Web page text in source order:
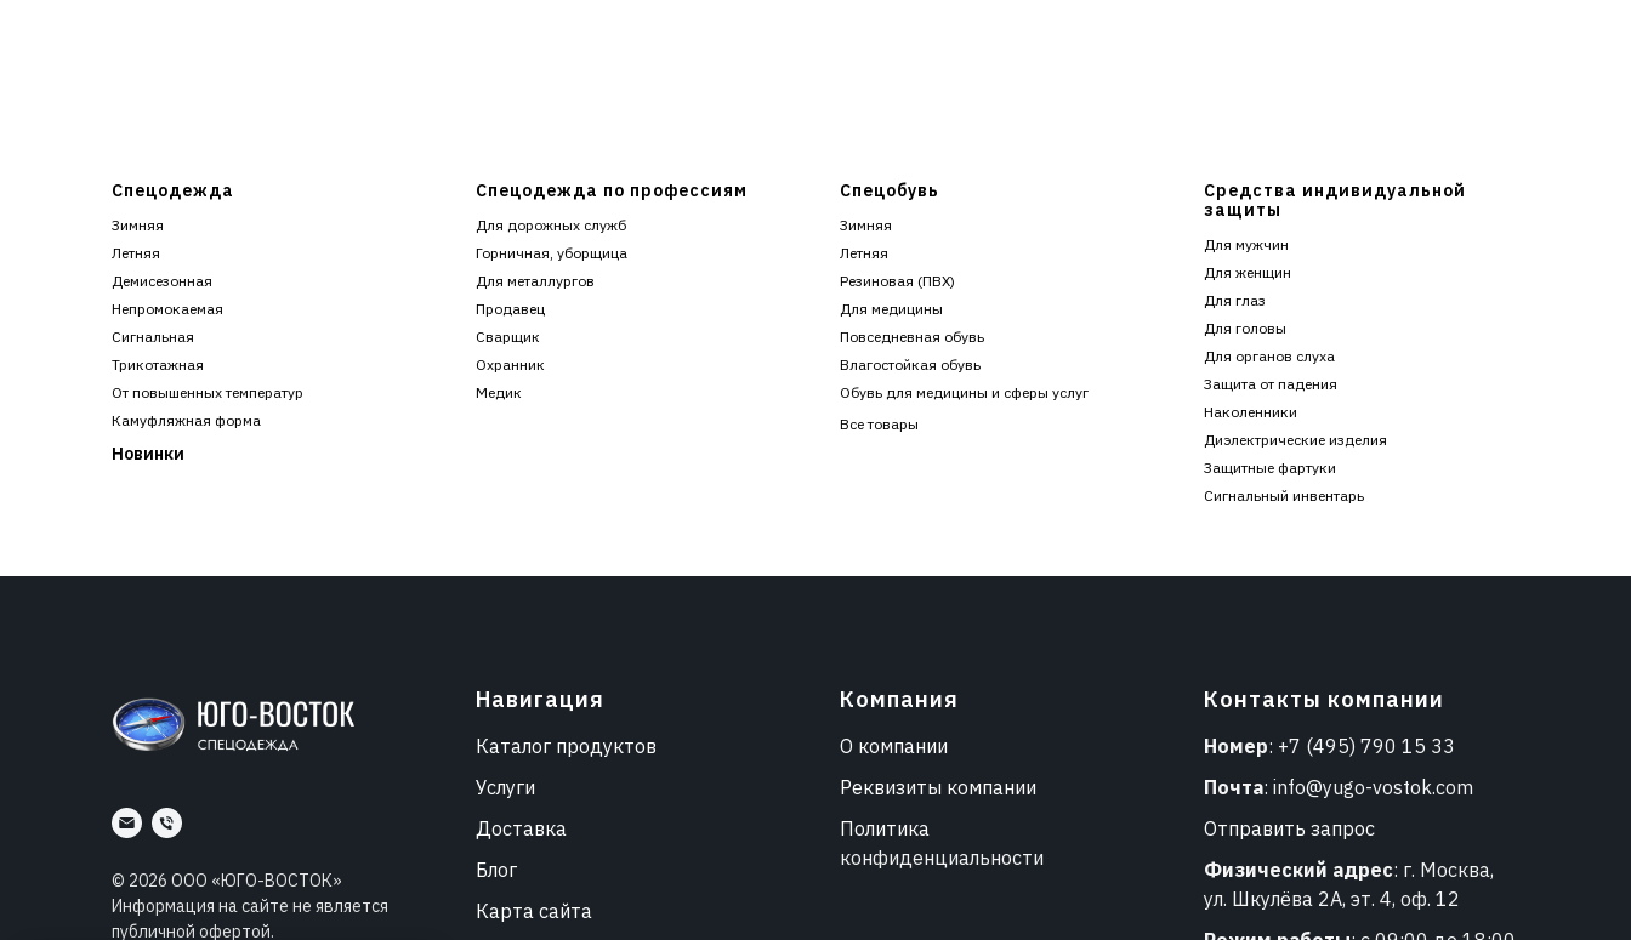
Спецодежда
Зимняя
Летняя
Демисезонная
Непромокаемая
Сигнальная
Трикотажная
От повышенных температур
Камуфляжная форма
Новинки
Спецодежда по профессиям
Для дорожных служб
Горничная, уборщица
Для металлургов
Продавец
Сварщик
Охранник
Медик
Спецобувь
Зимняя
Летняя
Резиновая (ПВХ)
Для медицины
Повседневная обувь
Влагостойкая обувь
Обувь для медицины и сферы услуг
Все товары
Средства индивидуальной
защиты
Для мужчин
Для женщин
Для глаз
Для головы
Для органов слуха
Защита от падения
Наколенники
Диэлектрические изделия
Защитные фартуки
Сигнальный инвентарь
© 2026 ООО «ЮГО-ВОСТОК»
Информация на сайте не является
публичной офертой.
Навигация
Каталог продуктов
Услуги
Доставка
Блог
Карта сайта
Компания
О компании
Реквизиты компании
Политика
конфиденциальности
Контакты компании
Номер: +7 (495) 790 15 33
Почта: info@yugo-vostok.com
Отправить запрос
Физический адрес: г. Москва,
ул. Шкулёва 2А, эт. 4, оф. 12